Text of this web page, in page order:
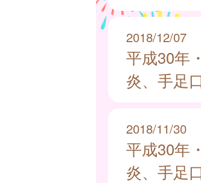
2018/12/07
平成30年
炎、手足
2018/11/30
平成30年
炎、手足